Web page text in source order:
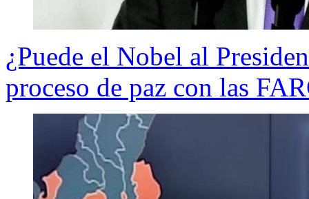
¿Puede el Nobel al
proceso de paz con las